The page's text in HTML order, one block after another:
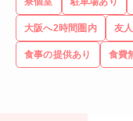
大阪へ2時間圏内 友
食事の提供あり 食費